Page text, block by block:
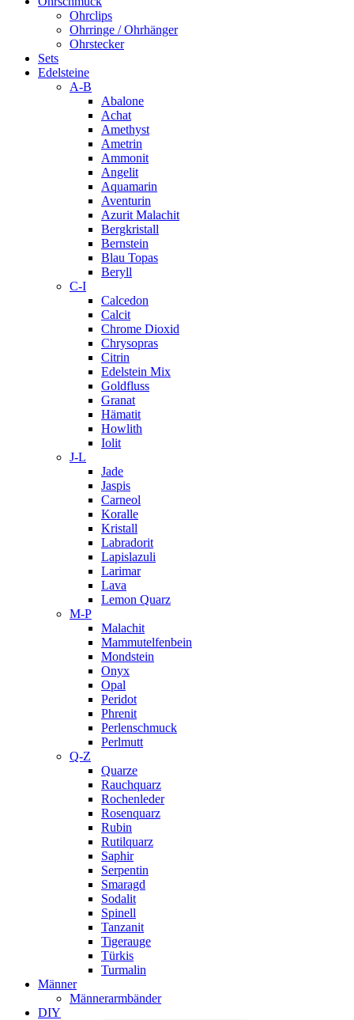
Ohrclips
Ohrringe / Ohrhänger
Ohrstecker
Sets
Edelsteine
A-B
Abalone
Achat
Amethyst
Ametrin
Ammonit
Angelit
Aquamarin
Aventurin
Azurit Malachit
Bergkristall
Bernstein
Blau Topas
Beryll
C-I
Calcedon
Calcit
Chrome Dioxid
Chrysopras
Citrin
Edelstein Mix
Goldfluss
Granat
Hämatit
Howlith
Iolit
J-L
Jade
Jaspis
Carneol
Koralle
Kristall
Labradorit
Lapislazuli
Larimar
Lava
Lemon Quarz
M-P
Malachit
Mammutelfenbein
Mondstein
Onyx
Opal
Peridot
Phrenit
Perlenschmuck
Perlmutt
Q-Z
Quarze
Rauchquarz
Rochenleder
Rosenquarz
Rubin
Rutilquarz
Saphir
Serpentin
Smaragd
Sodalit
Spinell
Tanzanit
Tigerauge
Türkis
Turmalin
Männer
Männerarmbänder
DIY